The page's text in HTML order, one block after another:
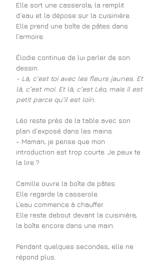
Elle sort une casserole, la remplit
d’eau et la dépose sur la cuisinière.
Elle prend une boîte de pâtes dans
l’armoire.
Élodie continue de lui parler de son
dessin.
- Là, c’est toi avec les fleurs jaunes. Et
là, c’est moi. Et là, c’est Léo, mais il est
petit parce qu’il est loin.
Léo reste près de la table avec son
plan d’exposé dans les mains.
- Maman, je pense que mon
introduction est trop courte. Je peux te
la lire ?
Camille ouvre la boîte de pâtes.
Elle regarde la casserole.
L’eau commence à chauffer.
Elle reste debout devant la cuisinière,
la boîte encore dans une main.
Pendant quelques secondes, elle ne
répond plus.